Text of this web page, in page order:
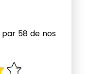
par 58 de nos